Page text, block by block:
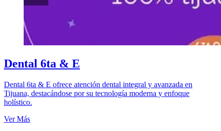
Dental 6ta & E
Dental 6ta & E ofrece atención dental integral y avanzada en
Tijuana, destacándose por su tecnología moderna y enfoque
holístico.
Ver Más